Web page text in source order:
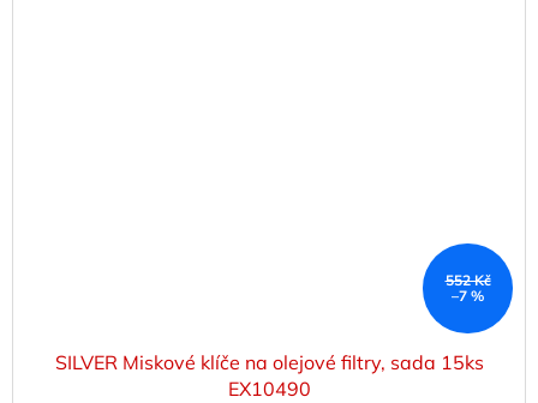
552 Kč
–7 %
SILVER Miskové klíče na olejové filtry, sada 15ks
EX10490